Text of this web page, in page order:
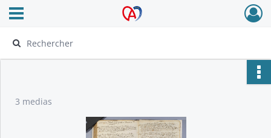
Archives Alsace - Colmar
Ouvrir le menu déroulant
3 medias